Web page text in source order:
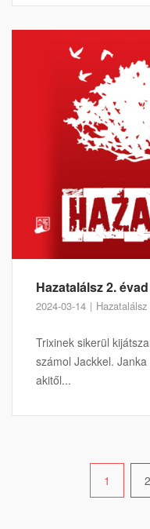
Hazatalálsz 2.
2024-03-14
Trixinek sikerül
számol Jackkel.
akitől...
Bejegyzések
1 2